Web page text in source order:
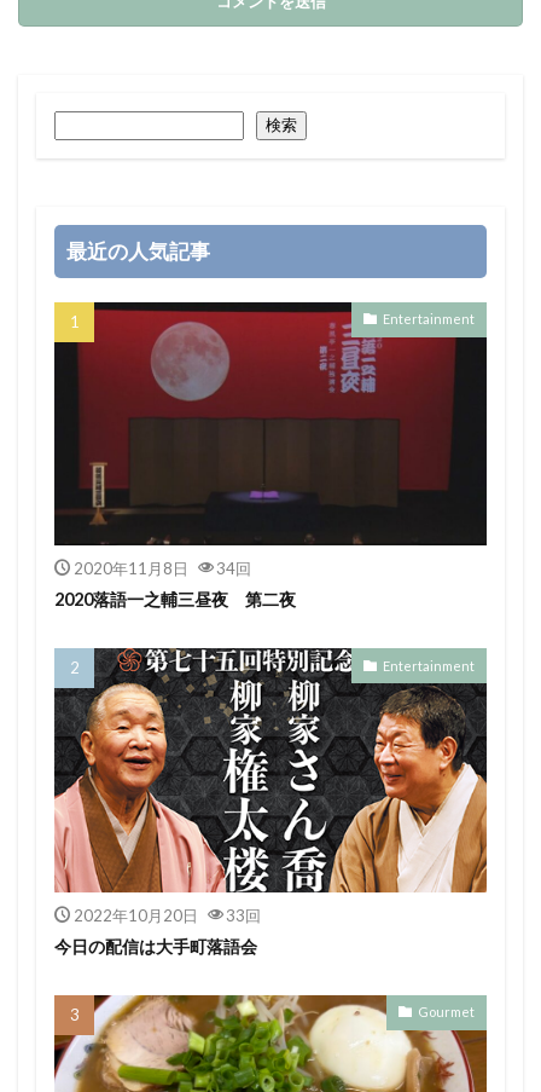
検索
最近の人気記事
Entertainment
2020年11月8日 34回
2020落語一之輔三昼夜 第二夜
Entertainment
2022年10月20日 33回
今日の配信は大手町落語会
Gourmet